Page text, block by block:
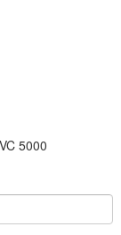
5000